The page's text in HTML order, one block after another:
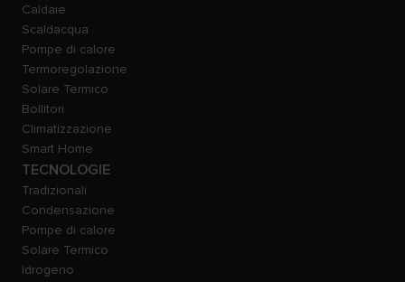
Caldaie
Scaldacqua
Pompe di calore
Termoregolazione
Solare Termico
Bollitori
Climatizzazione
Smart Home
TECNOLOGIE
Tradizionali
Condensazione
Pompe di calore
Solare Termico
Idrogeno